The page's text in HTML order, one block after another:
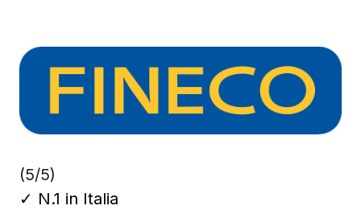
(5/5)
✓ N.1 in Italia